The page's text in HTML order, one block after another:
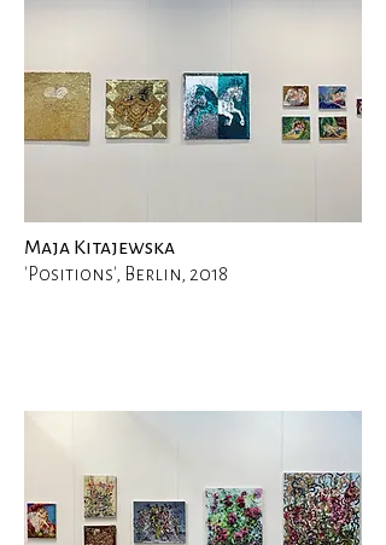
Maja Kitajewska
'Positions', Berlin, 2018